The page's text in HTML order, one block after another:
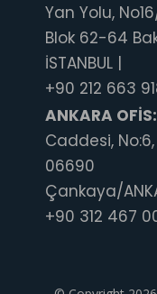
Yan Yolu,
Blok 62-64
İSTANBUL |
+90 212 663
ANKARA OFİS:
Caddesi, No:6,
06690
Çankaya/
+90 312 467